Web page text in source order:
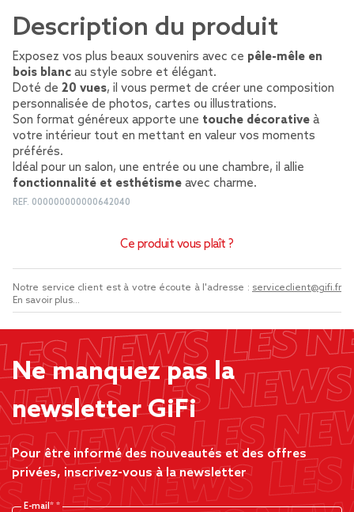
Description du produit
Exposez vos plus beaux souvenirs avec ce pêle-mêle en
bois blanc au style sobre et élégant.
Doté de 20 vues, il vous permet de créer une composition
personnalisée de photos, cartes ou illustrations.
Son format généreux apporte une touche décorative à
votre intérieur tout en mettant en valeur vos moments
préférés.
Idéal pour un salon, une entrée ou une chambre, il allie
fonctionnalité et esthétisme avec charme.
REF. 000000000000642040
Ce produit vous plaît ?
Notre service client est à votre écoute à l'adresse : serviceclient@gifi.fr
En savoir plus...
Ne manquez pas la
newsletter GiFi
Pour être informé des nouveautés et des offres
privées, inscrivez-vous à la newsletter
E-mail*